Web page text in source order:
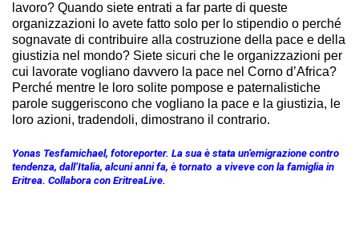
lavoro? Quando siete entrati a far parte di queste
organizzazioni lo avete fatto solo per lo stipendio o perché
sognavate di contribuire alla costruzione della pace e della
giustizia nel mondo? Siete sicuri che le organizzazioni per
cui lavorate vogliano davvero la pace nel Corno d’Africa?
Perché mentre le loro solite pompose e paternalistiche
parole suggeriscono che vogliano la pace e la giustizia, le
loro azioni, tradendoli, dimostrano il contrario.
Yonas Tesfamichael, fotoreporter. La sua è stata un’emigrazione contro
tendenza, dall’Italia, alcuni anni fa, è tornato a viveve con la famiglia in
Eritrea. Collabora con EritreaLive.